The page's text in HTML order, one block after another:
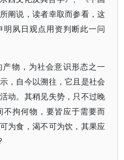
阐说，读者幸取而参看，这
夙日观点用资判断此一问
物，为社会意识形态之一
，自今以溯往，它且是社会
动。其稍见失势，只不过晚
拘何物，要皆应于需要而
为食，渴不可为饮，其果应